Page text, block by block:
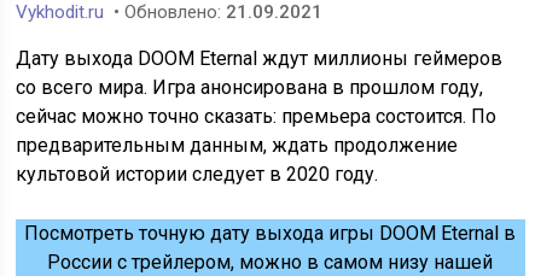
Vykhodit.ru • Обновлено: 21.09.2021
Дату выхода DOOM Eternal ждут миллионы геймеров
со всего мира. Игра анонсирована в прошлом году,
сейчас можно точно сказать: премьера состоится. По
предварительным данным, ждать продолжение
культовой истории следует в 2020 году.
Посмотреть точную дату выхода игры DOOM Eternal в
России с трейлером, можно в самом низу нашей